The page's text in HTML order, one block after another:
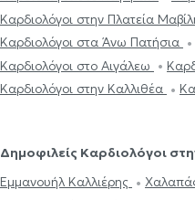
Καρδιολόγοι στην Πλατεία
Καρδιολόγοι στα Άνω Πατήσια
Καρδιολόγοι στο Αιγάλεω
Καρδιολόγοι στην Καλλιθέα
Δημοφιλείς Καρδιολόγοι
Εμμανουήλ Καλλιέρης